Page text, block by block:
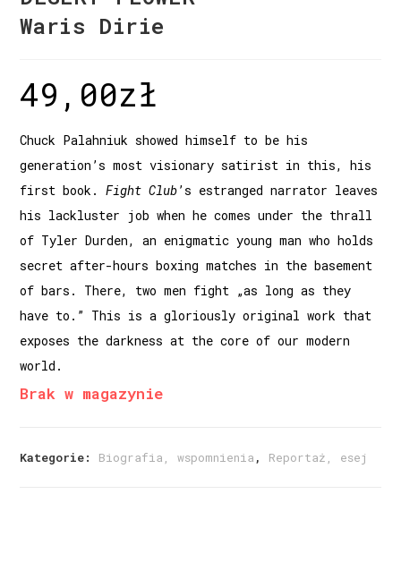
Waris Dirie
49,00zł
Chuck Palahniuk showed himself to be his
generation’s most visionary satirist in this, his
first book.Fight Club’s estranged narrator leaves
his lackluster job when he comes under the thrall
of Tyler Durden, an enigmatic young man who holds
secret after-hours boxing matches in the basement
of bars. There, two men fight „as long as they
have to.” This is a gloriously original work that
exposes the darkness at the core of our modern
world.
Brak w magazynie
Kategorie: Biografia, wspomnienia , Reportaż, esej